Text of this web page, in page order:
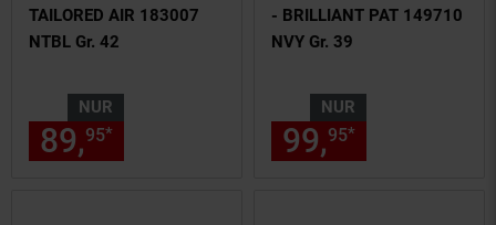
TAILORED AIR 183007
NTBL Gr. 42
NUR
89,95* € Sternchen
- BRILLIANT PAT 149710
NVY Gr. 39
NUR
99,95*